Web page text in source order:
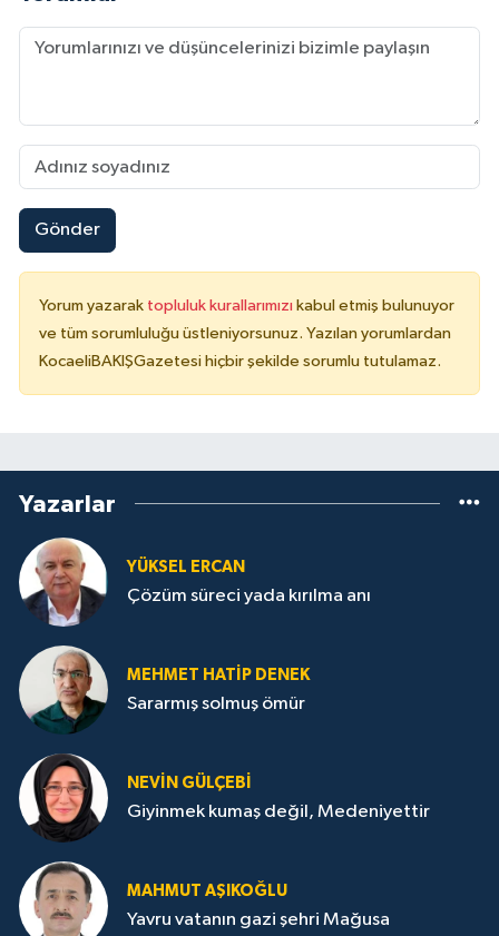
Gönder
Yorum yazarak topluluk kurallarımızı kabul etmiş bulunuyor
ve tüm sorumluluğu üstleniyorsunuz. Yazılan yorumlardan
KocaeliBAKIŞGazetesi hiçbir şekilde sorumlu tutulamaz.
Yazarlar
YÜKSEL ERCAN
Çözüm süreci yada kırılma anı
MEHMET HATİP DENEK
Sararmış solmuş ömür
NEVİN GÜLÇEBİ
Giyinmek kumaş değil, Medeniyettir
MAHMUT AŞIKOĞLU
Yavru vatanın gazi şehri Mağusa